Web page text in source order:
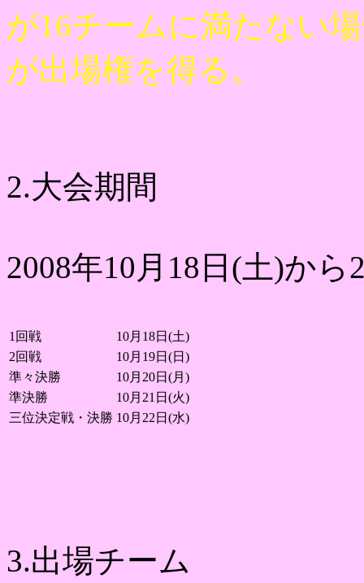
が16チームに満たない
が出場権を得る。
2.大会期間
2008年10月18日(土)から
1回戦
10月18日(土)
2回戦
10月19日(日)
準々決勝
10月20日(月)
準決勝
10月21日(火)
三位決定戦・決勝 10月22日(水)
3.出場チーム